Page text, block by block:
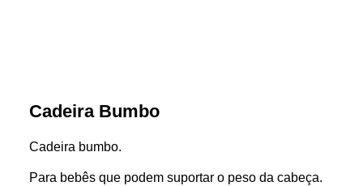
Cadeira Bumbo
Cadeira bumbo.
Para bebês que podem suportar o peso da cabeça.